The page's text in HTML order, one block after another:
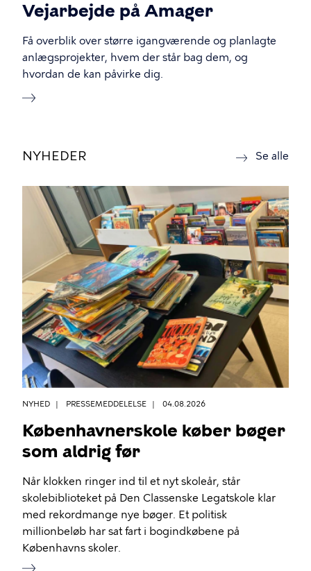
Vejarbejde på Amager
Få overblik over større igangværende og planlagte
anlægsprojekter, hvem der står bag dem, og
hvordan de kan påvirke dig.
NYHEDER Se alle
NYHED PRESSEMEDDELELSE 04.08.2026
Københavnerskole køber bøger
som aldrig før
Når klokken ringer ind til et nyt skoleår, står
skolebiblioteket på Den Classenske Legatskole klar
med rekordmange nye bøger. Et politisk
millionbeløb har sat fart i bogindkøbene på
Københavns skoler.